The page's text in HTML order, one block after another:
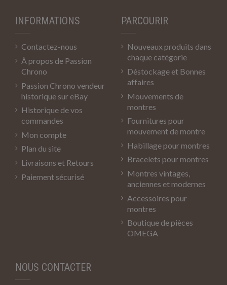
INFORMATIONS
Contactez-nous
À propos de Passion
Chrono
Passion Chrono vendeur
historique sur eBay
Historique de vos
commandes
Mon compte
Plan du site
Livraisons et Retours
Paiement sécurisé
PARCOURIR
Nouveaux produits dans
chaque catégorie
Déstockage et Bonnes
affaires
Mouvements de
montres
Fournitures pour
mouvement de montre
Habillage pour montres
Bracelets pour montres
Montres vintages,
anciennes et modernes
Accessoires pour
montres
Boutique de pièces
OMEGA
NOUS CONTACTER